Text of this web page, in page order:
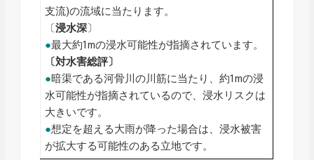
支流)の流域に当たります。
〔浸水深〕
●最大約1mの浸水可能性が指摘されています。
〔対水害総評〕
●暗渠である河骨川の川筋に当たり、約1mの浸
水可能性が指摘されているので、浸水リスクは
大きいです。
●想定を超える大雨が降った場合は、浸水被害
が拡大する可能性のある立地です。